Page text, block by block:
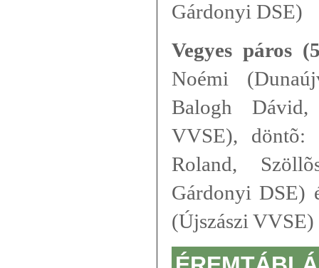
Gárdonyi DSE)
Vegyes páros
Noémi
Balogh
VVSE),
Roland,
Gárdonyi DSE)
(Újszászi VVSE)